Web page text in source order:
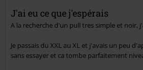
J'ai eu ce que j'espérais
A la recherche d'un pull tres simple et noir,
Je passais du XXL au XL et j'avais un peu
sans essayer et ca tombe parfaitement